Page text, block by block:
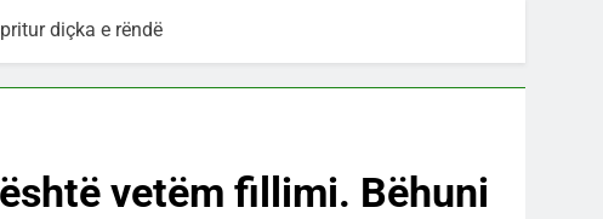
diçka e rëndë
vetëm fillimi. Bëhuni